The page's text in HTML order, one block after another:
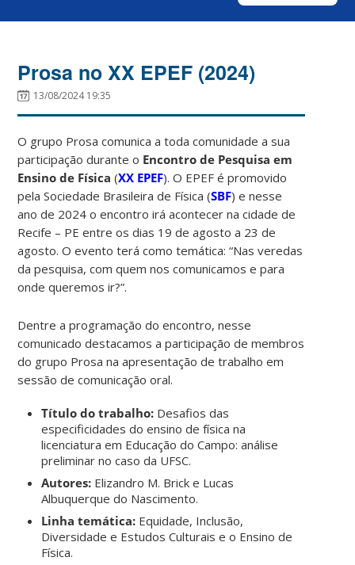
Prosa no XX EPEF (2024)
13/08/2024 19:35
O grupo Prosa comunica a toda comunidade a sua
participação durante o Encontro de Pesquisa em
Ensino de Física (XX EPEF). O EPEF é promovido
pela Sociedade Brasileira de Física (SBF) e nesse
ano de 2024 o encontro irá acontecer na cidade de
Recife – PE entre os dias 19 de agosto a 23 de
agosto. O evento terá como temática: “Nas veredas
da pesquisa, com quem nos comunicamos e para
onde queremos ir?”.
Dentre a programação do encontro, nesse
comunicado destacamos a participação de membros
do grupo Prosa na apresentação de trabalho em
sessão de comunicação oral.
Título do trabalho: Desafios das
especificidades do ensino de física na
licenciatura em Educação do Campo: análise
preliminar no caso da UFSC.
Autores: Elizandro M. Brick e Lucas
Albuquerque do Nascimento.
Linha temática: Equidade, Inclusão,
Diversidade e Estudos Culturais e o Ensino de
Física.